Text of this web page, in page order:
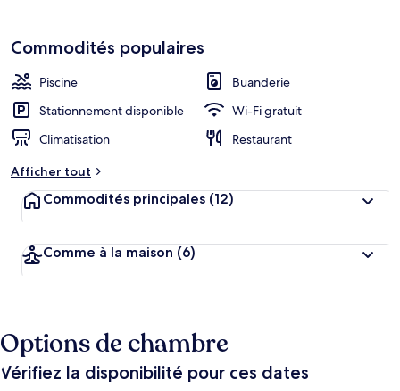
Commodités populaires
Piscine
Buanderie
Stationnement disponible
Wi-Fi gratuit
Climatisation
Restaurant
Afficher tout
Commodités principales (12)
Comme à la maison (6)
Options de chambre
Vérifiez la disponibilité pour ces dates